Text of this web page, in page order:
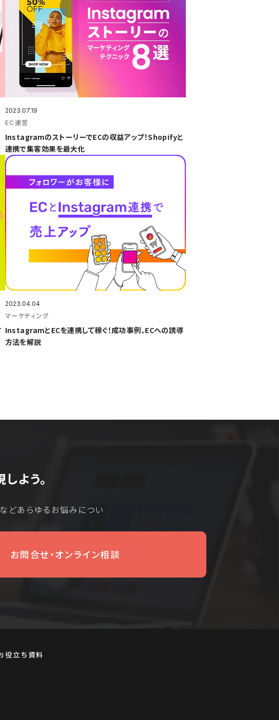
2023.07.19
EC運営
InstagramのストーリーでECの収益アップ！Shopifyと
連携で集客効果を最大化
2023.04.04
マーケティング
InstagramとECを連携して稼ぐ！成功事例、ECへの誘導
方法を解説
よう。
どあらゆるお悩みについ
お問合せ・オンライン相談
役立ち資料